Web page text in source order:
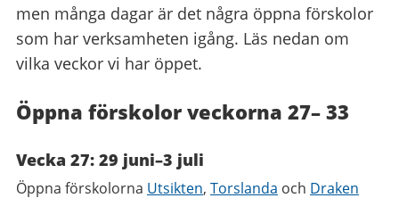
men många dagar är det några öppna förskolor
som har verksamheten igång. Läs nedan om
vilka veckor vi har öppet.
Öppna förskolor veckorna 27– 33
Vecka 27: 29 juni–3 juli
Öppna förskolorna Utsikten, Torslanda och Draken